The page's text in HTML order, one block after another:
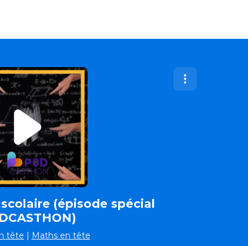
(épisode spécial
tête | Maths en tête